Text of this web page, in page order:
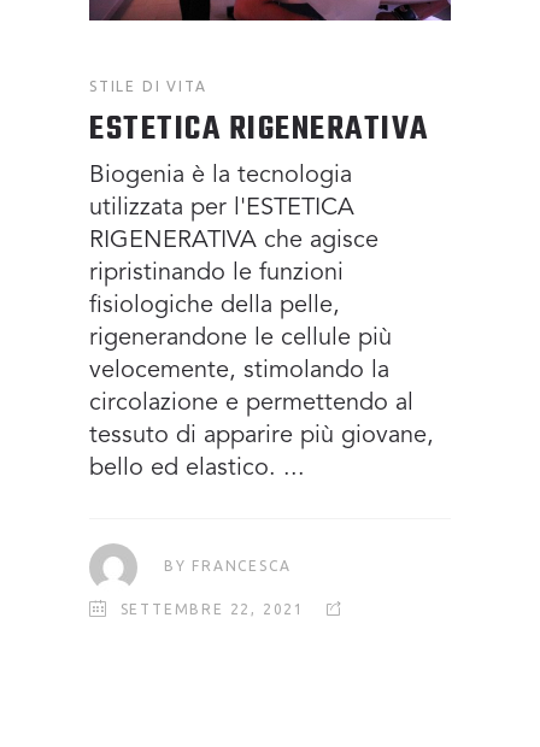
STILE DI VITA
ESTETICA RIGENERATIVA
Biogenia è la tecnologia
utilizzata per l'ESTETICA
RIGENERATIVA che agisce
ripristinando le funzioni
fisiologiche della pelle,
rigenerandone le cellule più
velocemente, stimolando la
circolazione e permettendo al
tessuto di apparire più giovane,
bello ed elastico.
BY FRANCESCA
SETTEMBRE 22, 2021